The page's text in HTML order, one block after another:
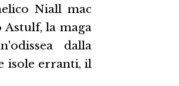
Niall mac
la maga
dalla
isole erranti, il